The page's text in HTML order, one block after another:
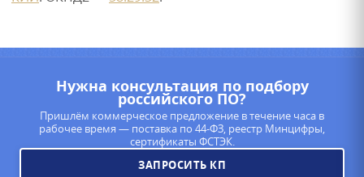
Нужна консультация по подбору
российского ПО?
Пришлём коммерческое предложение в течение часа в
рабочее время — поставка по 44-ФЗ, реестр Минцифры,
сертификаты ФСТЭК.
ЗАПРОСИТЬ КП